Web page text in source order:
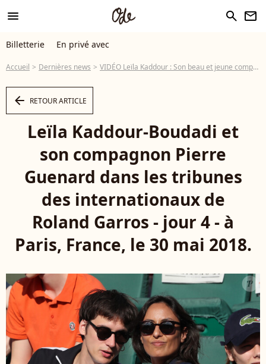
menu search newsletter
Billetterie En privé avec
Accueil Dernières news VIDÉO Leïla Kaddour : Son beau et jeune compagnon Pierre Guénard révèle le métier morbide qu'il a déjà exercé
arrow_left RETOUR ARTICLE
Leïla Kaddour-Boudadi et
son compagnon Pierre
Guenard dans les tribunes
des internationaux de
Roland Garros - jour 4 - à
Paris, France, le 30 mai 2018.